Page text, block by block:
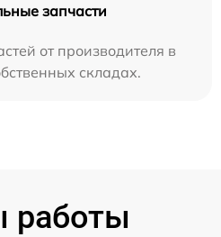
запчасти
от производителя в
складах.
работы